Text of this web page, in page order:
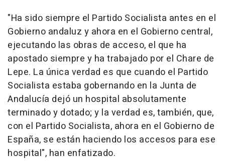
"Ha sido siempre el Partido Socialista antes en el
Gobierno andaluz y ahora en el Gobierno central,
ejecutando las obras de acceso, el que ha
apostado siempre y ha trabajado por el Chare de
Lepe. La única verdad es que cuando el Partido
Socialista estaba gobernando en la Junta de
Andalucía dejó un hospital absolutamente
terminado y dotado; y la verdad es, también, que,
con el Partido Socialista, ahora en el Gobierno de
España, se están haciendo los accesos para ese
hospital", han enfatizado.